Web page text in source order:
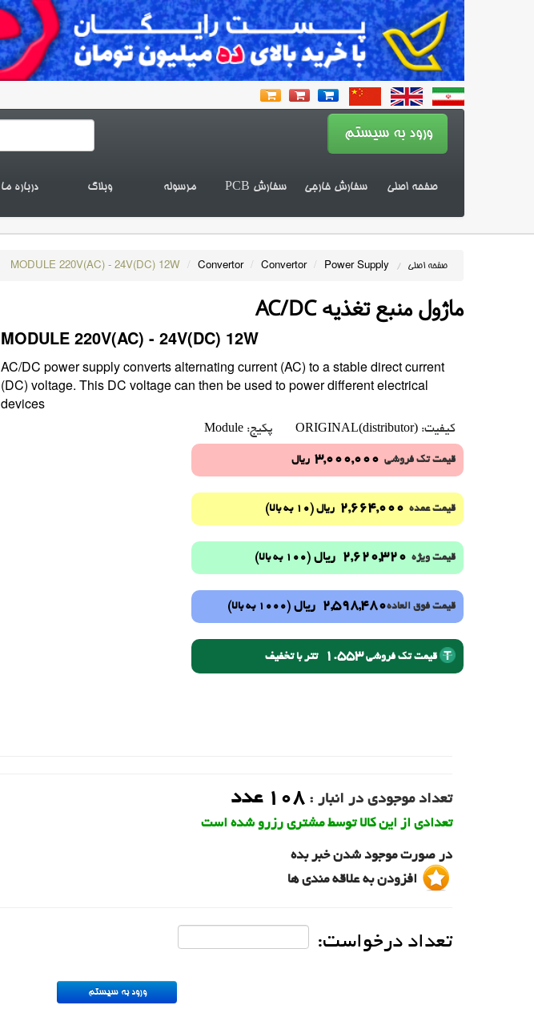
صفحه اصلی سفارش خارجی سفارش PCB مرسوله وبلاگ درباره ما
صفحه اصلی /
Power Supply
/
Convertor
/
Convertor
/
MODULE 220V(AC) - 24V(DC) 12W
ماژول منبع تغذیه AC/DC
MODULE 220V(AC) - 24V(DC) 12W
AC/DC power supply converts alternating current (AC) to a stable direct current
(DC) voltage. This DC voltage can then be used to power different electrical
devices
کیفیت: ORIGINAL(distributor) پکیج: Module
قیمت تک فروشی 3,000,000 ریال
قیمت عمده 2,664,000 ریال (10 به بالا)
قیمت ویژه 2,620,320 ریال (100 به بالا)
قیمت فوق العاده2,598,480 ریال (1000 به بالا)
قیمت تک فروشی1.553 تتر با تخفیف
تعداد موجودی در انبار : 108 عدد
تعدادی از این کالا توسط مشتری رزرو شده است
در صورت موجود شدن خبر بده
افزودن به علاقه مندی ها
تعداد درخواست: